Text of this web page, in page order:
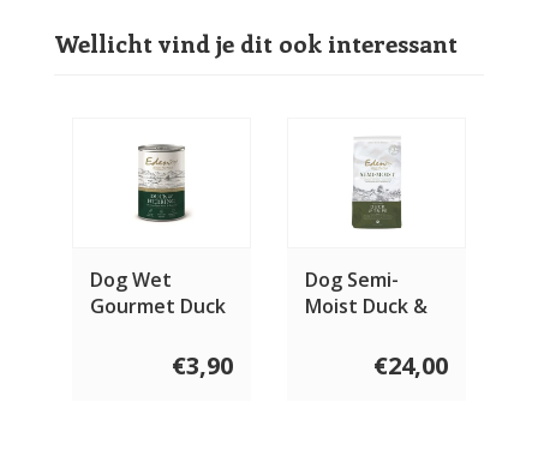
Wellicht vind je dit ook interessant
Dog Wet
Gourmet Duck
€3,90
Dog Semi-
Moist Duck &
€24,00